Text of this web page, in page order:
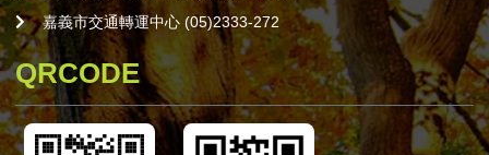
嘉義市交通轉運中心 (05)2333-272
QRCODE